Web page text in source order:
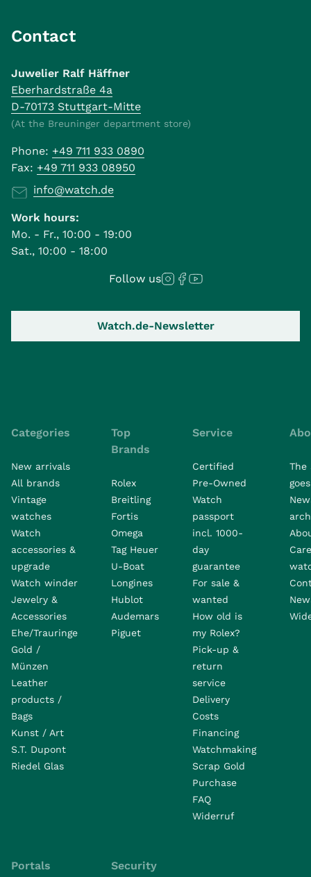
Contact
Juwelier Ralf Häffner
Eberhardstraße 4a
D-70173 Stuttgart-Mitte
(At the Breuninger department store)
Phone: +49 711 933 0890
Fax: +49 711 933 08950
info@watch.de
Work hours:
Mo. - Fr., 10:00 - 19:00
Sat., 10:00 - 18:00
Follow us
Watch.de-Newsletter
Categories
New arrivals
All brands
Vintage
watches
Watch
accessories &
upgrade
Watch winder
Jewelry &
Accessories
Ehe/Trauringe
Gold /
Münzen
Leather
products /
Bags
Kunst / Art
S.T. Dupont
Riedel Glas
Top
Brands
Rolex
Breitling
Fortis
Omega
Tag Heuer
U-Boat
Longines
Hublot
Audemars
Piguet
Service
Certified
Pre-Owned
Watch
passport
incl. 1000-
day
guarantee
For sale &
wanted
How old is
my Rolex?
Pick-up &
return
service
Delivery
Costs
Financing
Watchmaking
Scrap Gold
Purchase
FAQ
Widerruf
The
Portals Security